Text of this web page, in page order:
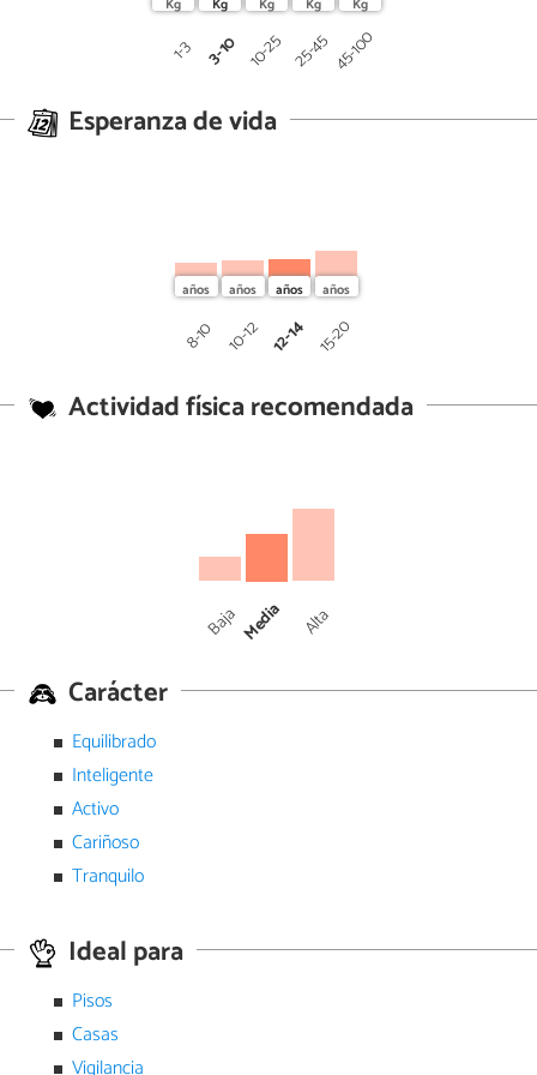
1-3 3-10 10-25 25-45 45-100
Esperanza de vida
8-10 10-12 12-14 15-20
Actividad física recomendada
Baja Media Alta
Carácter
Equilibrado
Inteligente
Activo
Cariñoso
Tranquilo
Ideal para
Pisos
Casas